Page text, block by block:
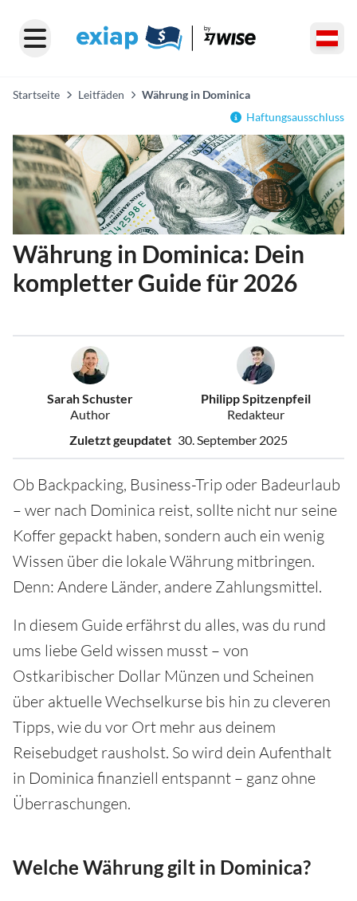
Startseite Leitfäden
Währung in Dominica
Haftungsausschluss
Währung in Dominica: Dein
kompletter Guide für 2026
Sarah Schuster
Author
Philipp Spitzenpfeil
Redakteur
Zuletzt geupdatet 30. September 2025
Ob Backpacking, Business-Trip oder Badeurlaub
– wer nach Dominica reist, sollte nicht nur seine
Koffer gepackt haben, sondern auch ein wenig
Wissen über die lokale Währung mitbringen.
Denn: Andere Länder, andere Zahlungsmittel.
In diesem Guide erfährst du alles, was du rund
ums liebe Geld wissen musst – von
Ostkaribischer Dollar Münzen und Scheinen
über aktuelle Wechselkurse bis hin zu cleveren
Tipps, wie du vor Ort mehr aus deinem
Reisebudget rausholst. So wird dein Aufenthalt
in Dominica finanziell entspannt – ganz ohne
Überraschungen.
Welche Währung gilt in Dominica?